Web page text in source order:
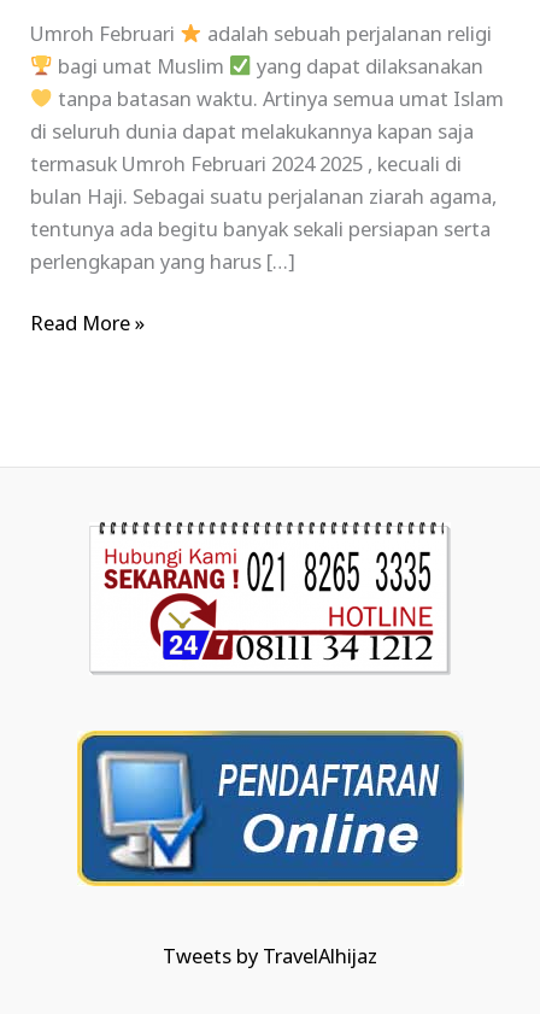
Umroh Februari
adalah sebuah perjalanan religi
bagi umat Muslim
yang dapat dilaksanakan
tanpa batasan waktu. Artinya semua umat Islam
di seluruh dunia dapat melakukannya kapan saja
termasuk Umroh Februari 2024 2025 , kecuali di
bulan Haji. Sebagai suatu perjalanan ziarah agama,
tentunya ada begitu banyak sekali persiapan serta
perlengkapan yang harus […]
Read More »
Tweets by TravelAlhijaz